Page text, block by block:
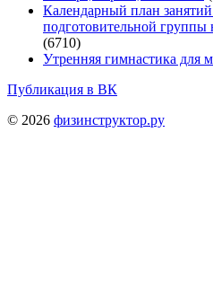
Календарный план
подготовительной
(6710)
Утренняя гимнастика
Публикация в ВК
© 2026 физинструктор.ру